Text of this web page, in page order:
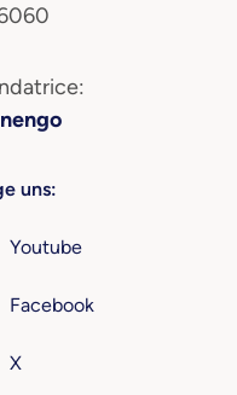
uns:
Youtube
Facebook
X